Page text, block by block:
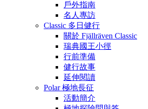
戶外指南
名人專訪
Classic 多日健行
關於 Fjällräven Classic
瑞典國王小徑
行前準備
健行故事
延伸閱讀
Polar 極地長征
活動簡介